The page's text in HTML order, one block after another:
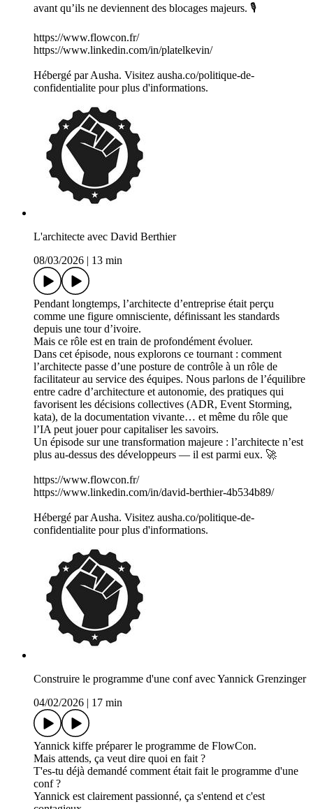
avant qu’ils ne deviennent des blocages majeurs. 🎙️
https://www.flowcon.fr/
https://www.linkedin.com/in/platelkevin/
Hébergé par Ausha. Visitez ausha.co/politique-de-
confidentialite pour plus d'informations.
L'architecte avec David Berthier
08/03/2026 | 13 min
Pendant longtemps, l’architecte d’entreprise était perçu
comme une figure omnisciente, définissant les standards
depuis une tour d’ivoire.
Mais ce rôle est en train de profondément évoluer.
Dans cet épisode, nous explorons ce tournant : comment
l’architecte passe d’une posture de contrôle à un rôle de
facilitateur au service des équipes. Nous parlons de l’équilibre
entre cadre d’architecture et autonomie, des pratiques qui
favorisent les décisions collectives (ADR, Event Storming,
kata), de la documentation vivante… et même du rôle que
l’IA peut jouer pour capitaliser les savoirs.
Un épisode sur une transformation majeure : l’architecte n’est
plus au-dessus des développeurs — il est parmi eux. 🚀
https://www.flowcon.fr/
https://www.linkedin.com/in/david-berthier-4b534b89/
Hébergé par Ausha. Visitez ausha.co/politique-de-
confidentialite pour plus d'informations.
Construire le programme d'une conf avec Yannick Grenzinger
04/02/2026 | 17 min
Yannick kiffe préparer le programme de FlowCon.
Mais attends, ça veut dire quoi en fait ?
T'es-tu déjà demandé comment était fait le programme d'une
conf ?
Yannick est clairement passionné, ça s'entend et c'est